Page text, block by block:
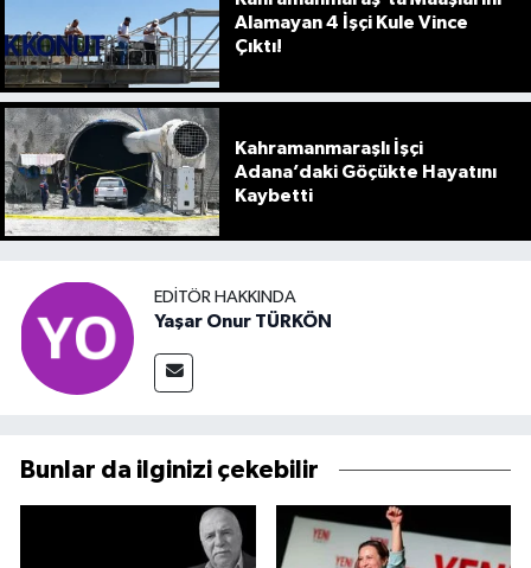
Alamayan 4 İşçi Kule Vince
Çıktı!
Kahramanmaraşlı İşçi
Adana’daki Göçükte Hayatını
Kaybetti
EDITÖR HAKKINDA
Yaşar Onur TÜRKÖN
Bunlar da ilginizi çekebilir